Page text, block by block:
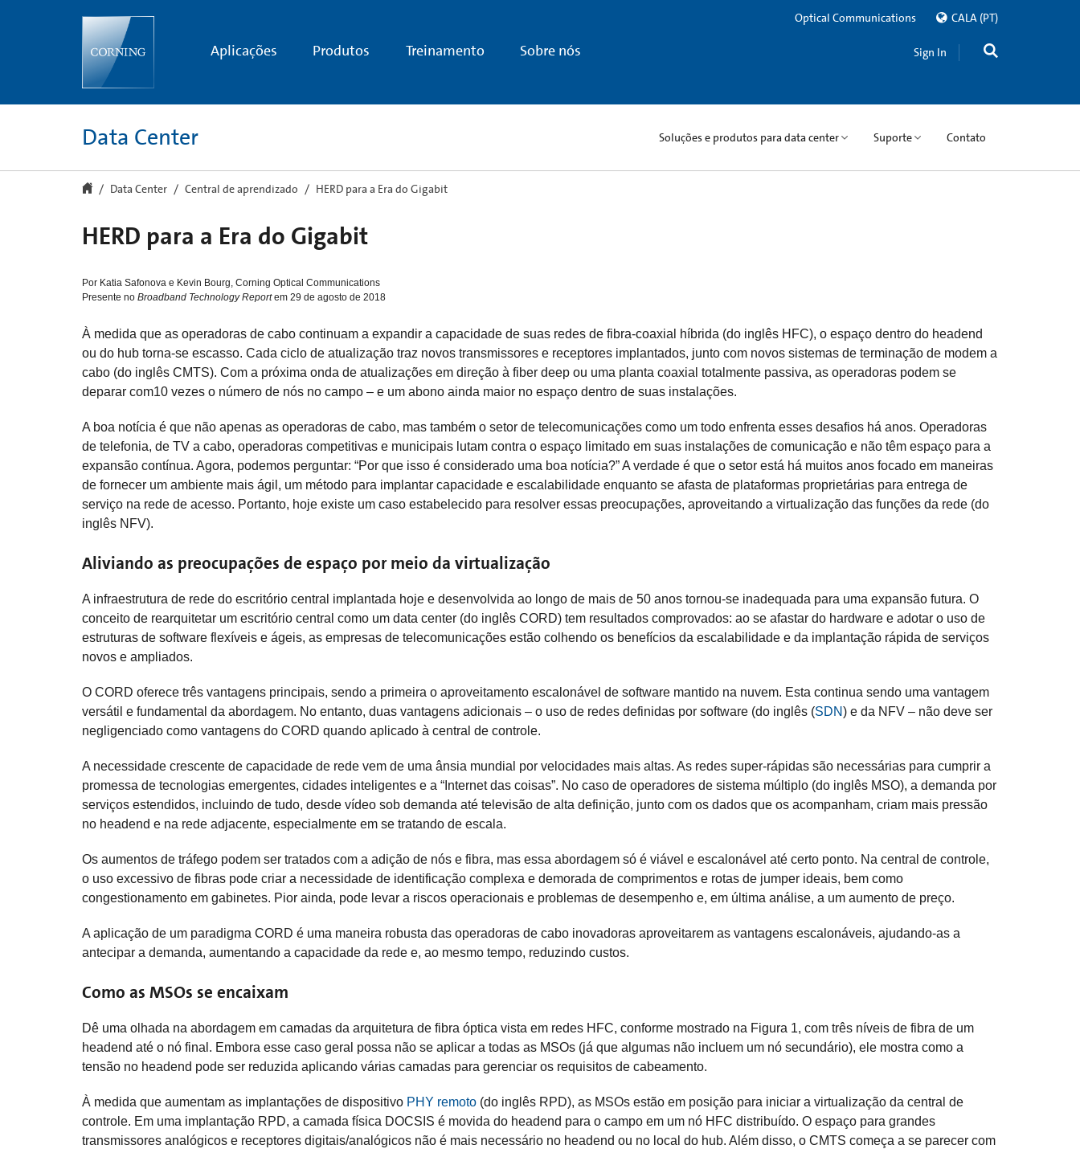
|
Aplicações Produtos Treinamento Sobre nós
Optical Communications CALA (PT)
Sign In
Data Center Soluções e produtos para data center Suporte Contato
Data Center Central de aprendizado HERD para a Era do Gigabit
HERD para a Era do Gigabit
Por Katia Safonova e Kevin Bourg, Corning Optical Communications
Presente no Broadband Technology Reportem 29 de agosto de 2018
À medida que as operadoras de cabo continuam a expandir a capacidade de suas redes de fibra-coaxial híbrida (do inglês HFC), o espaço dentro do headend
ou do hub torna-se escasso. Cada ciclo de atualização traz novos transmissores e receptores implantados, junto com novos sistemas de terminação de modem a
cabo (do inglês CMTS). Com a próxima onda de atualizações em direção à fiber deep ou uma planta coaxial totalmente passiva, as operadoras podem se
deparar com10 vezes o número de nós no campo – e um abono ainda maior no espaço dentro de suas instalações.
A boa notícia é que não apenas as operadoras de cabo, mas também o setor de telecomunicações como um todo enfrenta esses desafios há anos. Operadoras
de telefonia, de TV a cabo, operadoras competitivas e municipais lutam contra o espaço limitado em suas instalações de comunicação e não têm espaço para a
expansão contínua. Agora, podemos perguntar: “Por que isso é considerado uma boa notícia?” A verdade é que o setor está há muitos anos focado em maneiras
de fornecer um ambiente mais ágil, um método para implantar capacidade e escalabilidade enquanto se afasta de plataformas proprietárias para entrega de
serviço na rede de acesso. Portanto, hoje existe um caso estabelecido para resolver essas preocupações, aproveitando a virtualização das funções da rede (do
inglês NFV).
Aliviando as preocupações de espaço por meio da virtualização
A infraestrutura de rede do escritório central implantada hoje e desenvolvida ao longo de mais de 50 anos tornou-se inadequada para uma expansão futura. O
conceito de rearquitetar um escritório central como um data center (do inglês CORD) tem resultados comprovados: ao se afastar do hardware e adotar o uso de
estruturas de software flexíveis e ágeis, as empresas de telecomunicações estão colhendo os benefícios da escalabilidade e da implantação rápida de serviços
novos e ampliados.
O CORD oferece três vantagens principais, sendo a primeira o aproveitamento escalonável de software mantido na nuvem. Esta continua sendo uma vantagem
versátil e fundamental da abordagem. No entanto, duas vantagens adicionais – o uso de redes definidas por software (do inglês (SDN) e da NFV – não deve ser
negligenciado como vantagens do CORD quando aplicado à central de controle.
A necessidade crescente de capacidade de rede vem de uma ânsia mundial por velocidades mais altas. As redes super-rápidas são necessárias para cumprir a
promessa de tecnologias emergentes, cidades inteligentes e a “Internet das coisas”. No caso de operadores de sistema múltiplo (do inglês MSO), a demanda por
serviços estendidos, incluindo de tudo, desde vídeo sob demanda até televisão de alta definição, junto com os dados que os acompanham, criam mais pressão
no headend e na rede adjacente, especialmente em se tratando de escala.
Os aumentos de tráfego podem ser tratados com a adição de nós e fibra, mas essa abordagem só é viável e escalonável até certo ponto. Na central de controle,
o uso excessivo de fibras pode criar a necessidade de identificação complexa e demorada de comprimentos e rotas de jumper ideais, bem como
congestionamento em gabinetes. Pior ainda, pode levar a riscos operacionais e problemas de desempenho e, em última análise, a um aumento de preço.
A aplicação de um paradigma CORD é uma maneira robusta das operadoras de cabo inovadoras aproveitarem as vantagens escalonáveis, ajudando-as a
antecipar a demanda, aumentando a capacidade da rede e, ao mesmo tempo, reduzindo custos.
Como as MSOs se encaixam
Dê uma olhada na abordagem em camadas da arquitetura de fibra óptica vista em redes HFC, conforme mostrado na Figura 1, com três níveis de fibra de um
headend até o nó final. Embora esse caso geral possa não se aplicar a todas as MSOs (já que algumas não incluem um nó secundário), ele mostra como a
tensão no headend pode ser reduzida aplicando várias camadas para gerenciar os requisitos de cabeamento.
À medida que aumentam as implantações de dispositivo PHY remoto (do inglês RPD), as MSOs estão em posição para iniciar a virtualização da central de
controle. Em uma implantação RPD, a camada física DOCSIS é movida do headend para o campo em um nó HFC distribuído. O espaço para grandes
transmissores analógicos e receptores digitais/analógicos não é mais necessário no headend ou no local do hub. Além disso, o CMTS começa a se parecer com